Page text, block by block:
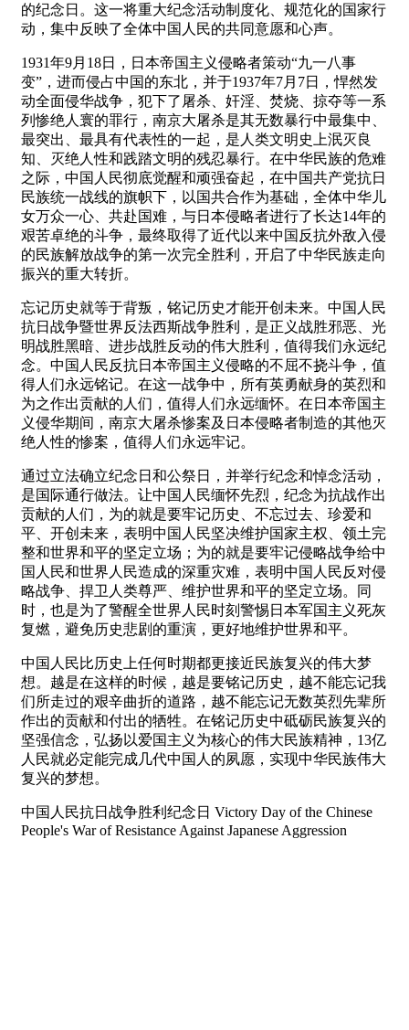
的纪念日。这一将重大纪念活动制度化、规范化的国家行
动，集中反映了全体中国人民的共同意愿和心声。
1931年9月18日，日本帝国主义侵略者策动“九一八事
变”，进而侵占中国的东北，并于1937年7月7日，悍然发
动全面侵华战争，犯下了屠杀、奸淫、焚烧、掠夺等一系
列惨绝人寰的罪行，南京大屠杀是其无数暴行中最集中、
最突出、最具有代表性的一起，是人类文明史上泯灭良
知、灭绝人性和践踏文明的残忍暴行。在中华民族的危难
之际，中国人民彻底觉醒和顽强奋起，在中国共产党抗日
民族统一战线的旗帜下，以国共合作为基础，全体中华儿
女万众一心、共赴国难，与日本侵略者进行了长达14年的
艰苦卓绝的斗争，最终取得了近代以来中国反抗外敌入侵
的民族解放战争的第一次完全胜利，开启了中华民族走向
振兴的重大转折。
忘记历史就等于背叛，铭记历史才能开创未来。中国人民
抗日战争暨世界反法西斯战争胜利，是正义战胜邪恶、光
明战胜黑暗、进步战胜反动的伟大胜利，值得我们永远纪
念。中国人民反抗日本帝国主义侵略的不屈不挠斗争，值
得人们永远铭记。在这一战争中，所有英勇献身的英烈和
为之作出贡献的人们，值得人们永远缅怀。在日本帝国主
义侵华期间，南京大屠杀惨案及日本侵略者制造的其他灭
绝人性的惨案，值得人们永远牢记。
通过立法确立纪念日和公祭日，并举行纪念和悼念活动，
是国际通行做法。让中国人民缅怀先烈，纪念为抗战作出
贡献的人们，为的就是要牢记历史、不忘过去、珍爱和
平、开创未来，表明中国人民坚决维护国家主权、领土完
整和世界和平的坚定立场；为的就是要牢记侵略战争给中
国人民和世界人民造成的深重灾难，表明中国人民反对侵
略战争、捍卫人类尊严、维护世界和平的坚定立场。同
时，也是为了警醒全世界人民时刻警惕日本军国主义死灰
复燃，避免历史悲剧的重演，更好地维护世界和平。
中国人民比历史上任何时期都更接近民族复兴的伟大梦
想。越是在这样的时候，越是要铭记历史，越不能忘记我
们所走过的艰辛曲折的道路，越不能忘记无数英烈先辈所
作出的贡献和付出的牺牲。在铭记历史中砥砺民族复兴的
坚强信念，弘扬以爱国主义为核心的伟大民族精神，13亿
人民就必定能完成几代中国人的夙愿，实现中华民族伟大
复兴的梦想。
中国人民抗日战争胜利纪念日 Victory Day of the Chinese
People's War of Resistance Against Japanese Aggression